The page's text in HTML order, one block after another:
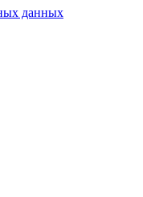
данных